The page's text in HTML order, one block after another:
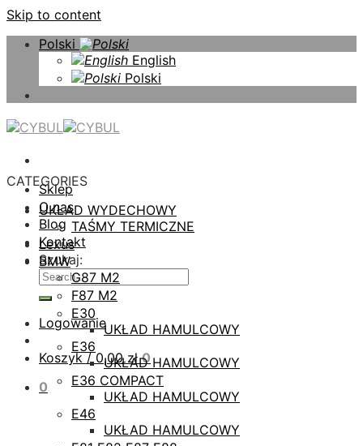
Skip to content
Polski
English
Polski
Sklep
O nas
Blog
Kontakt
Szukaj:
Logowanie
Koszyk /0,00zł 0
0
CATEGORIES
UKŁAD WYDECHOWY
TAŚMY TERMICZNE
Lexus
BMW
G87 M2
F87 M2
E30
UKŁAD HAMULCOWY
E36
UKŁAD HAMULCOWY
E36 COMPACT
UKŁAD HAMULCOWY
E46
UKŁAD HAMULCOWY